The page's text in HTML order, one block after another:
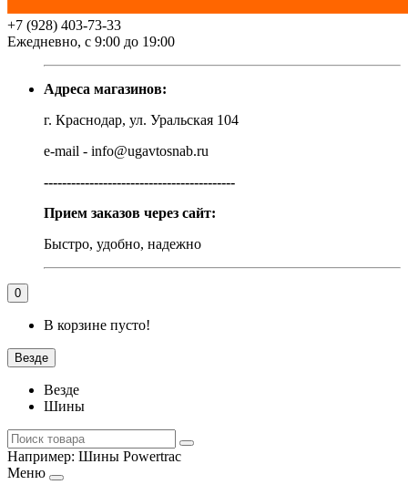
+7 (928) 403-73-33
Ежедневно, с 9:00 до 19:00
Адреса магазинов:
г. Краснодар, ул. Уральская 104
e-mail - info@ugavtosnab.ru
------------------------------------------
Прием заказов через сайт:
Быстро, удобно, надежно
0
В корзине пусто!
Везде
Везде
Шины
Например: Шины Powertrac
Меню